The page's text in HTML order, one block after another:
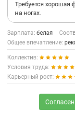
Требуется хорошая
на ногах.
Зарплата: белая
Общее впечатление:
Коллектив:
Условия труда:
Карьерный рост:
Согласен